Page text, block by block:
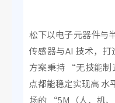
松下以电子元器件与
传感器与AI 技术，
方案秉持 “无技能
点都能稳定实现高 水
场的 “5M（人、机